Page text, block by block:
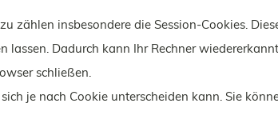
insbesondere die Session-Cookies.
Dadurch kann Ihr Rechner
schließen.
je nach Cookie unterscheiden kann. Sie